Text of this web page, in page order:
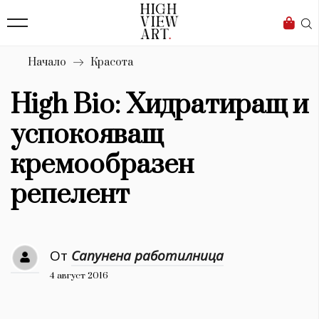
Бизнес
Мода
Dialogue
Изкуство
4340
Красота
777
Дизайн
1272
Начало Красота
High Bio: Хидратиращ и
успокояващ
кремообразен
репелент
От Сапунена работилница
4 август 2016